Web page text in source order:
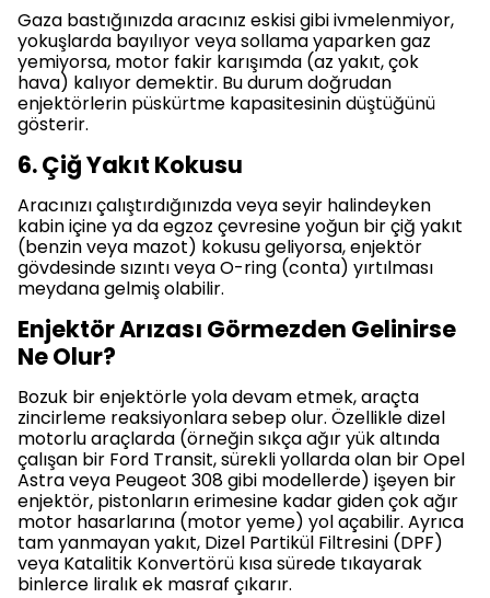
Gaza bastığınızda aracınız eskisi gibi ivmelenmiyor,
yokuşlarda bayılıyor veya sollama yaparken gaz
yemiyorsa, motor fakir karışımda (az yakıt, çok
hava) kalıyor demektir. Bu durum doğrudan
enjektörlerin püskürtme kapasitesinin düştüğünü
gösterir.
6. Çiğ Yakıt Kokusu
Aracınızı çalıştırdığınızda veya seyir halindeyken
kabin içine ya da egzoz çevresine yoğun bir çiğ yakıt
(benzin veya mazot) kokusu geliyorsa, enjektör
gövdesinde sızıntı veya O-ring (conta) yırtılması
meydana gelmiş olabilir.
Enjektör Arızası Görmezden Gelinirse
Ne Olur?
Bozuk bir enjektörle yola devam etmek, araçta
zincirleme reaksiyonlara sebep olur. Özellikle dizel
motorlu araçlarda (örneğin sıkça ağır yük altında
çalışan bir Ford Transit, sürekli yollarda olan bir Opel
Astra veya Peugeot 308 gibi modellerde) işeyen bir
enjektör, pistonların erimesine kadar giden çok ağır
motor hasarlarına (motor yeme) yol açabilir. Ayrıca
tam yanmayan yakıt, Dizel Partikül Filtresini (DPF)
veya Katalitik Konvertörü kısa sürede tıkayarak
binlerce liralık ek masraf çıkarır.